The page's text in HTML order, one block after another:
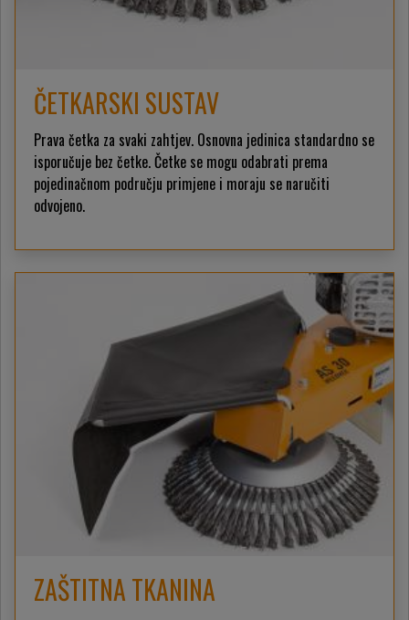
ČETKARSKI SUSTAV
Prava četka za svaki zahtjev. Osnovna jedinica standardno se
isporučuje bez četke. Četke se mogu odabrati prema
pojedinačnom području primjene i moraju se naručiti
odvojeno.
ZAŠTITNA TKANINA